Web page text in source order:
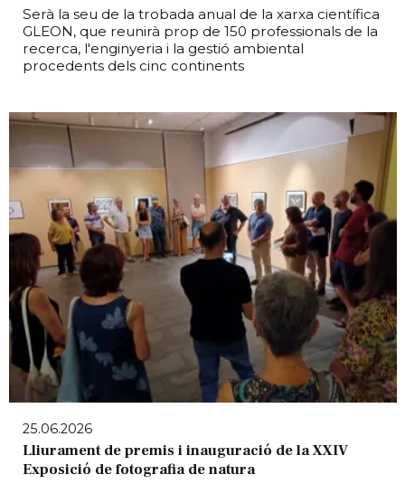
Serà la seu de la trobada anual de la xarxa científica
GLEON, que reunirà prop de 150 professionals de la
recerca, l'enginyeria i la gestió ambiental
procedents dels cinc continents
25.06.2026
Lliurament de premis i inauguració de la XXIV
Exposició de fotografia de natura